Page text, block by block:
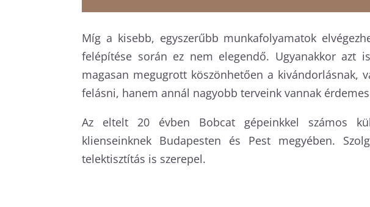
Míg a kisebb, egyszerűbb munkafolyamatok
felépítése során ez nem elegendő. Ugyanakkor
magasan megugrott köszönhetően a kivándorlásnak,
felásni, hanem annál nagyobb terveink vannak
Az eltelt 20 évben Bobcat gépeinkkel számos
klienseinknek Budapesten és Pest megyében.
telektisztítás is szerepel.